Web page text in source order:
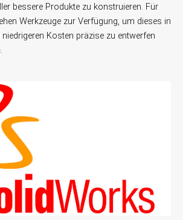
bessere Produkte zu konstruieren. Für
Werkzeuge zur Verfügung, um dieses in
Kosten präzise zu entwerfen